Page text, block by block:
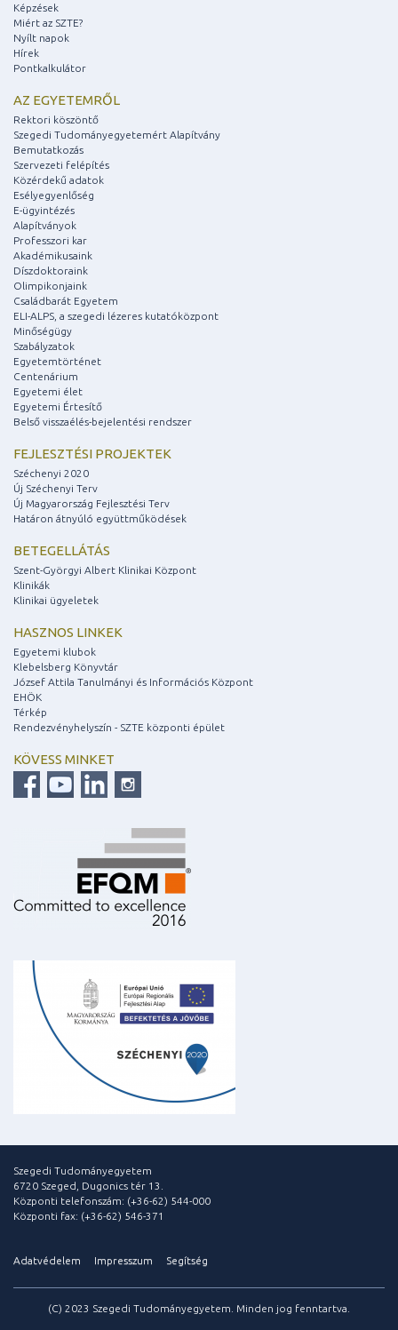
Képzések
Miért az SZTE?
Nyílt napok
Hírek
Pontkalkulátor
AZ EGYETEMRŐL
Rektori köszöntő
Szegedi Tudományegyetemért Alapítvány
Bemutatkozás
Szervezeti felépítés
Közérdekű adatok
Esélyegyenlőség
E-ügyintézés
Alapítványok
Professzori kar
Akadémikusaink
Díszdoktoraink
Olimpikonjaink
Családbarát Egyetem
ELI-ALPS, a szegedi lézeres kutatóközpont
Minőségügy
Szabályzatok
Egyetemtörténet
Centenárium
Egyetemi élet
Egyetemi Értesítő
Belső visszaélés-bejelentési rendszer
FEJLESZTÉSI PROJEKTEK
Széchenyi 2020
Új Széchenyi Terv
Új Magyarország Fejlesztési Terv
Határon átnyúló együttműködések
BETEGELLÁTÁS
Szent-Györgyi Albert Klinikai Központ
Klinikák
Klinikai ügyeletek
HASZNOS LINKEK
Egyetemi klubok
Klebelsberg Könyvtár
József Attila Tanulmányi és Információs Központ
EHÖK
Térkép
Rendezvényhelyszín - SZTE központi épület
KÖVESS MINKET
Szegedi Tudományegyetem
6720 Szeged, Dugonics tér 13.
Központi telefonszám: (+36-62) 544-000
Központi fax: (+36-62) 546-371
Adatvédelem Impresszum Segítség
(C) 2023 Szegedi Tudományegyetem. Minden jog fenntartva.